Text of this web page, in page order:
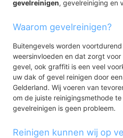
gevelreinigen, gevelreiniging en
Waarom gevelreinigen?
Buitengevels worden
weersinvloeden en dat zorgt
gevel, ook graffiti is een veel
uw dak of gevel reinigen door
Gelderland. Wij voeren van
om de juiste reinigingsmethode
gevelreinigen is geen probleem.
Reinigen kunnen wij op